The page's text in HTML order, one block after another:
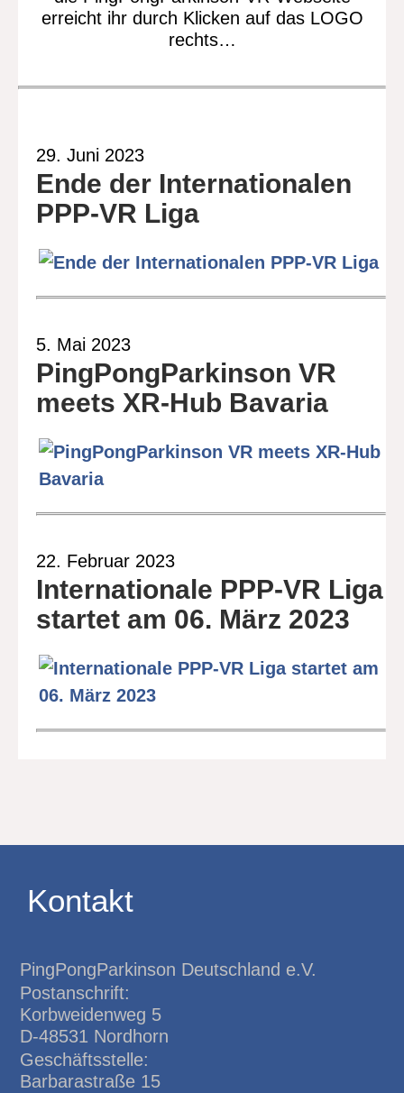
erreicht ihr durch Klicken auf das LOGO
rechts…
29. Juni 2023
Ende der Internationalen
PPP-VR Liga
5. Mai 2023
PingPongParkinson VR
meets XR-Hub Bavaria
22. Februar 2023
Internationale PPP-VR Liga
startet am 06. März 2023
Kontakt
PingPongParkinson Deutschland e.V.
Postanschrift:
Korbweidenweg 5
D-48531 Nordhorn
Geschäftsstelle:
Barbarastraße 15